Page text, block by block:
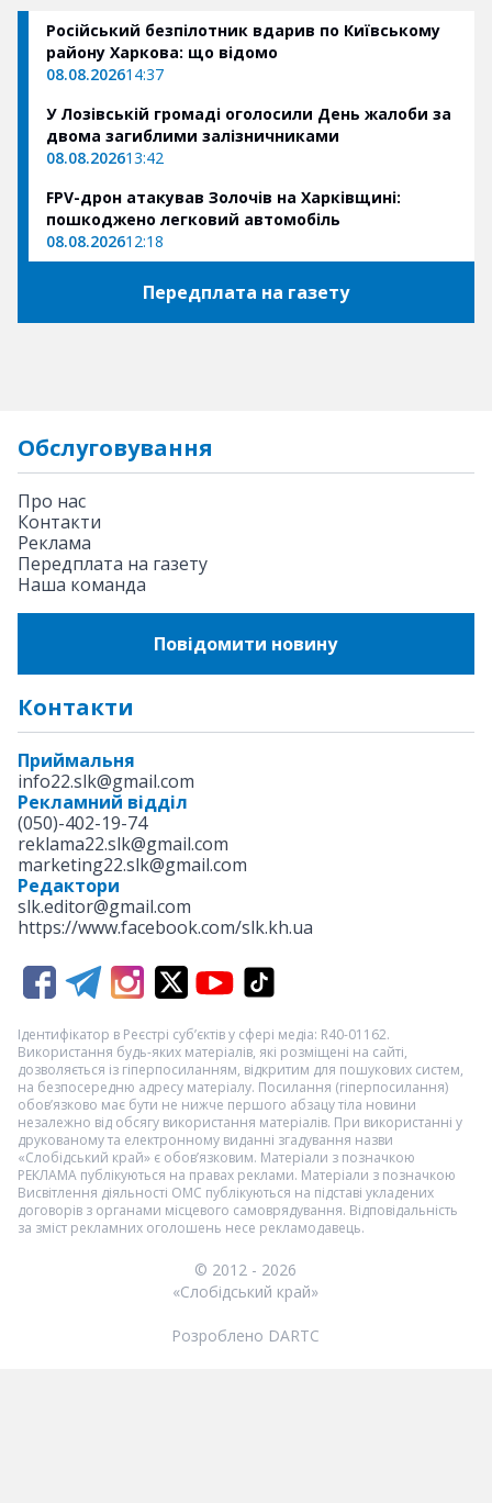
Російський безпілотник вдарив по Київському
району Харкова: що відомо
08.08.202614:37
У Лозівській громаді оголосили День жалоби за
двома загиблими залізничниками
08.08.202613:42
FPV-дрон атакував Золочів на Харківщині:
пошкоджено легковий автомобіль
08.08.202612:18
Передплата на газету
Обслуговування
Про нас
Контакти
Реклама
Передплата на газету
Наша команда
Повідомити новину
Контакти
Приймальня
info22.slk@gmail.com
Рекламний відділ
(050)-402-19-74
reklama22.slk@gmail.com
marketing22.slk@gmail.com
Редактори
slk.editor@gmail.com
https://www.facebook.com/slk.kh.ua
Ідентифікатор в Реєстрі суб’єктів у сфері медіа: R40-01162.
Використання будь-яких матеріалів, які розміщені на сайті,
дозволяється із гіперпосиланням, відкритим для пошукових систем,
на безпосередню адресу матеріалу. Посилання (гіперпосилання)
обов’язково має бути не нижче першого абзацу тіла новини
незалежно від обсягу використання матеріалів. При використанні у
друкованому та електронному виданні згадування назви
«Слобідський край» є обов’язковим. Матеріали з позначкою
РЕКЛАМА публікуються на правах реклами. Матеріали з позначкою
Висвітлення діяльності ОМС публікуються на підставі укладених
договорів з органами місцевого самоврядування. Відповідальність
за зміст рекламних оголошень несе рекламодавець.
© 2012 - 2026
«Слобідський край»
Розроблено DARTC